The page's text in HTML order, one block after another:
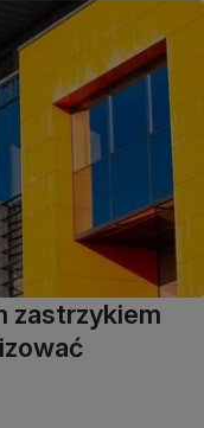
zastrzykiem